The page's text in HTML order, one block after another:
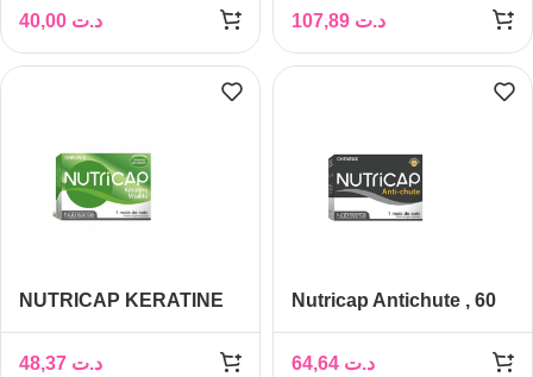
د.ت
90 capsules
د.ت
NUTRICAP KERATINE
CAPSULES
د.ت
Nutricap Antichute , 60
د.ت